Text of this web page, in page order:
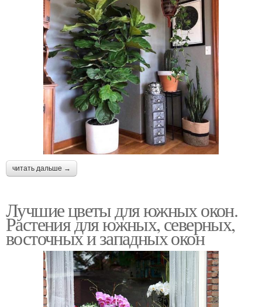
читать дальше →
Лучшие цветы для южных окон.
Растения для южных, северных,
восточных и западных окон